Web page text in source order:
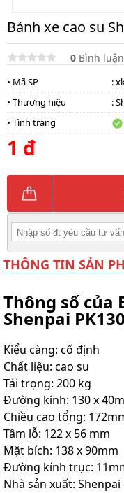
Bánh xe cao su
0 Bình luận
• Mã SP
:
• Thương hiệu
:
• Tình trạng
1 đ
THÔNG TIN SẢN
Thông số của
Shenpai
Kiểu càng: cố định
Chất liệu: cao su
Tải trọng: 200 kg
Đường kính: 130 x
Chiều cao tổng:
Tâm lỗ: 122 x 56 mm
Mặt bích: 138 x 90mm
Đường kính trục:
Nhà sản xuất: